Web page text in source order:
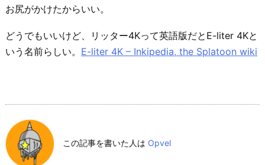
お尻がかけたからいい。
どうでもいいけど、リッター4Kって英語版だとE-liter 4Kと
いう名前らしい。 E-liter 4K – Inkipedia, the Splatoon wiki
この記事を書いた人は Opvel